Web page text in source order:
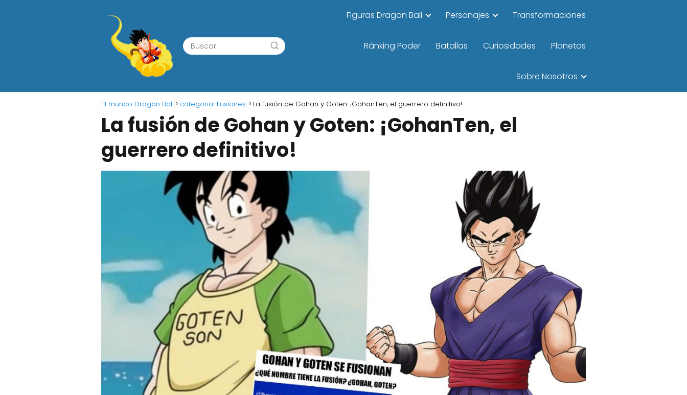
Figuras Dragon Ball Personajes Transformaciones
Ránking Poder Batallas Curiosidades Planetas
Sobre Nosotros
El mundo Dragon Ball categoria-Fusiones. La fusión de Gohan y Goten: ¡GohanTen, el guerrero definitivo!
La fusión de Gohan y Goten: ¡GohanTen, el
guerrero definitivo!